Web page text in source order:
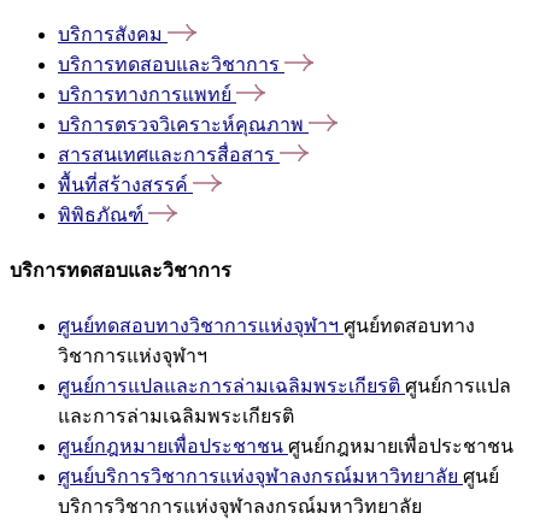
บริการสังคม
บริการทดสอบและวิชาการ
บริการทางการแพทย์
บริการตรวจวิเคราะห์คุณภาพ
สารสนเทศและการสื่อสาร
พื้นที่สร้างสรรค์
พิพิธภัณฑ์
บริการทดสอบและวิชาการ
ศูนย์ทดสอบทางวิชาการแห่งจุฬาฯ ศูนย์ทดสอบทาง
วิชาการแห่งจุฬาฯ
ศูนย์การแปลและการล่ามเฉลิมพระเกียรติ ศูนย์การแปล
และการล่ามเฉลิมพระเกียรติ
ศูนย์กฎหมายเพื่อประชาชน ศูนย์กฎหมายเพื่อประชาชน
ศูนย์บริการวิชาการแห่งจุฬาลงกรณ์มหาวิทยาลัย ศูนย์
บริการวิชาการแห่งจุฬาลงกรณ์มหาวิทยาลัย